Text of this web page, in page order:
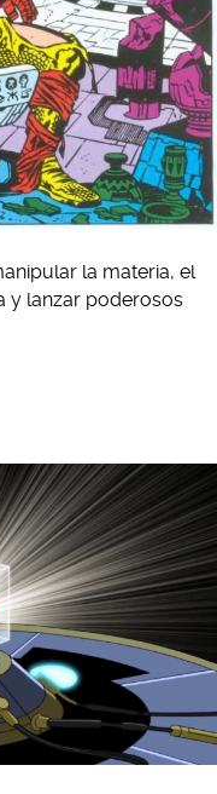
la materia, el
y lanzar poderosos